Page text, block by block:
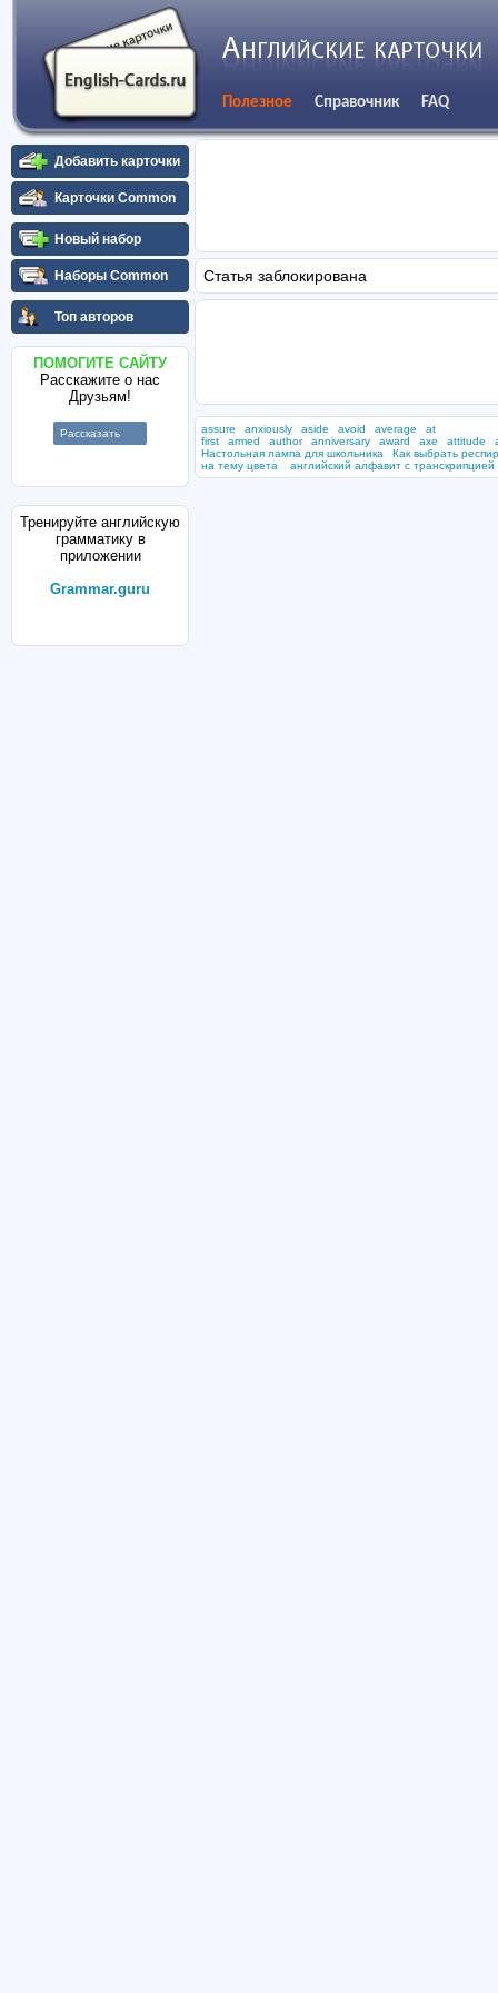
Полезное Справочник FAQ
Добавить карточки
Карточки Common
Новый набор
Наборы Common
Топ авторов
ПОМОГИТЕ САЙТУ
Расскажите о нас
Друзьям!
Рассказать
Тренируйте английскую
грамматику в
приложении
Grammar.guru
Статья заблокирована
assure anxiously aside avoid average
at
first
armed author anniversary award axe attitude
Настольная лампа для школьника
Как выбрать
на тему цвета
английский алфавит с транскрипцией